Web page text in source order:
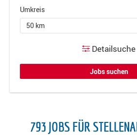
Umkreis
Detailsuche
793 JOBS FÜR